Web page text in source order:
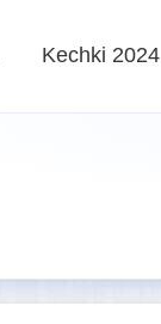
Kechki 2024